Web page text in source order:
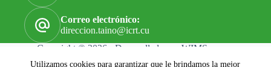
Utilizamos cookies para garantizar que le brindamos la mejor
Correo electrónico:
direccion.taino@icrt.cu
Copyright © 2026 - Desarrollado por WIMS